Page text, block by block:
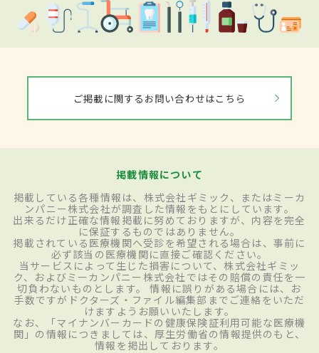
ご掲載に関するお問い合わせはこちら
掲載情報について
掲載している各種情報は、株式会社ギミック、またはミーカ
ンパニー株式会社が調査した情報をもとにしています。
出来るだけ正確な情報掲載に努めておりますが、内容を完全
に保証するものではありません。
掲載されている医療機関へ受診を希望される場合は、事前に
必ず該当の医療機関に直接ご確認ください。
当サービスによって生じた損害について、株式会社ギミッ
ク、およびミーカンパニー株式会社ではその賠償の責任を一
切負わないものとします。 情報に誤りがある場合には、お
手数ですがドクターズ・ファイル編集部までご連絡をいただ
けますようお願いいたします。
なお、「マイナンバーカードの健康保険証利用可能な医療機
関」の情報につきましては、厚生労働省の情報提供のもと、
情報を掲出しております。